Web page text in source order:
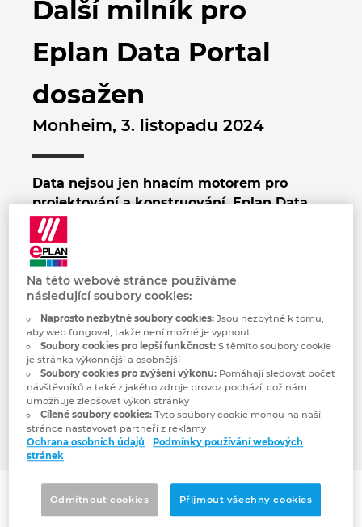
Další milník pro
Eplan Data Portal
dosažen
Monheim, 3. listopadu 2024
Data nejsou jen hnacím motorem pro
projektování a konstruování. Eplan Data
Portal nabízí uživatelům přístup k vysoce
kvalitním katalogům od neustále
rostoucího počtu renomovaných výrobců
komponent. Portál nyní překročil hranici
více než dvou milionů sad statických údajů
o zařízeních od přibližně pěti set výrobců.
Pomocí integrovaných konfigurátorů mají
uživatelé k dispozici mnohem více než
čtyři miliony datových sad. Je to téměř
neomezená a stále rostoucí škála
komponent, které lze rychle a snadno
integrovat do projektů.
Více než čtyři miliony dostupných datových
Případové studie
Integrace pro ERP, PDM a PLM
EPLAN Data Portal
EPLAN Education pro studenty
EPLAN aplikace pro spolupráci
Pobočky
Trust Center
Bulharsko
Česká republika
Čína
Dánsko
Finsko
Francie
Chile
China Taiwan
Chorvatsko
Indie
Indonesie
Na této webové stránce používáme
následující soubory cookies:
Naprosto nezbytné soubory cookies:Jsou nezbytné k tomu,
aby web fungoval, takže není možné je vypnout
Soubory cookies pro lepší funkčnost:S těmito soubory cookie
je stránka výkonnější a osobnější
Soubory cookies pro zvýšení výkonu:Pomáhají sledovat počet
návštěvníků a také z jakého zdroje provoz pochází, což nám
umožňuje zlepšovat výkon stránky
Cílené soubory cookies:Tyto soubory cookie mohou na naší
stránce nastavovat partneři z reklamy
Ochrana osobních údajů
Podmínky používání webových
stránek
Odmítnout cookies Přijmout všechny cookies